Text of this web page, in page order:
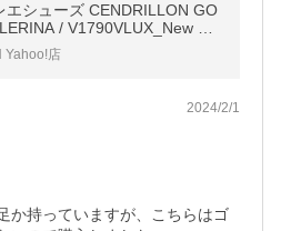
エシューズ CENDRILLON GO
/ V1790VLUX_New Siz
Yahoo!店
2024/2/1
か持っていますが、こちらはゴ